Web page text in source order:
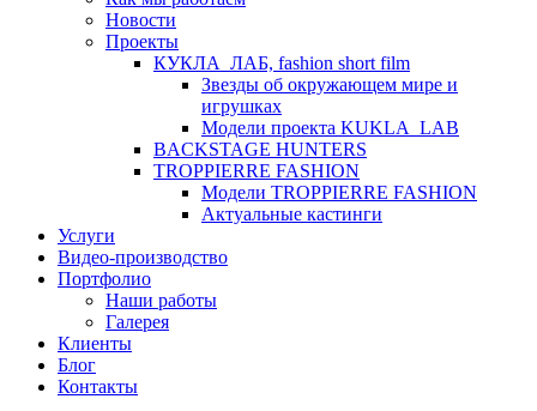
Новости
Проекты
КУКЛА_ЛАБ, fashion short film
Звезды об окружающем мире и
игрушках
Модели проекта KUKLA_LAB
BACKSTAGE HUNTERS
TROPPIERRE FASHION
Модели TROPPIERRE FASHION
Актуальные кастинги
Услуги
Видео-производство
Портфолио
Наши работы
Галерея
Клиенты
Блог
Контакты